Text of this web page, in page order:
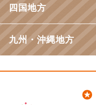
四国地方
九州・沖縄地方